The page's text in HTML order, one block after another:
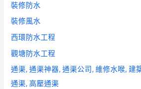
裝修防水
裝修風水
西環防水工程
觀塘防水工程
通渠, 通渠神器, 通渠公司, 維修水喉, 建
通渠, 高壓通渠